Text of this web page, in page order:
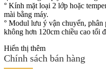
° Kính mặt loại 2 lớp hoặc
mài bằng máy.
° Modul lưu ý vận chuyển,
không hơn 120cm chiều cao tối
Hiển thị thêm
Chính sách bán hàng